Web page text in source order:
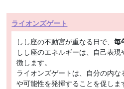
ライオンズゲート
しし座の不動宮が重なる日で、毎
しし座のエネルギーは、自己表
徴します。
ライオンズゲートは、自分の内
や可能性を発揮することを促しま